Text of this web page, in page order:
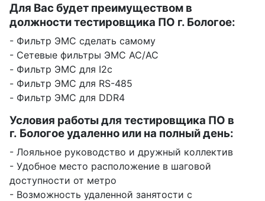
Для Вас будет преимуществом в
должности тестировщика ПО г. Бологое:
- Фильтр ЭМС сделать самому
- Сетевые фильтры ЭМС AC/AC
- Фильтр ЭМС для I2c
- Фильтр ЭМС для RS-485
- Фильтр ЭМС для DDR4
Условия работы для тестировщика ПО в
г. Бологое удаленно или на полный день:
- Лояльное руководство и дружный коллектив
- Удобное место расположение в шаговой
доступности от метро
- Возможность удаленной занятости с